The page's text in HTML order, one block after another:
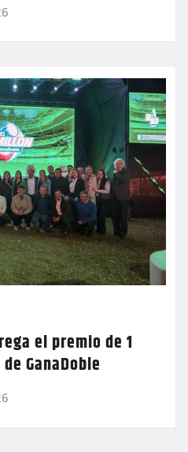
el premio de 1
GanaDoble